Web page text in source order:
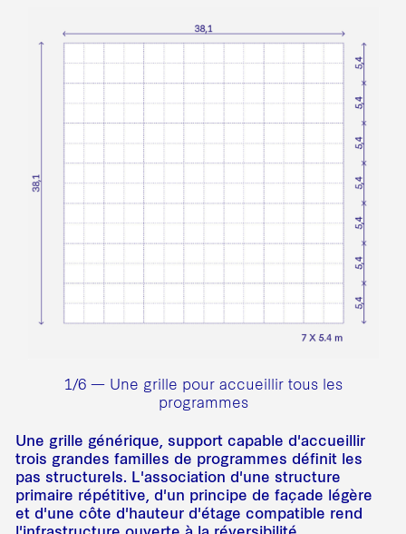
1/6 — Une grille pour accueillir tous les
programmes
Une grille générique, support capable d'accueillir
trois grandes familles de programmes définit les
pas structurels. L'association d'une structure
primaire répétitive, d'un principe de façade légère
et d'une côte d'hauteur d'étage compatible rend